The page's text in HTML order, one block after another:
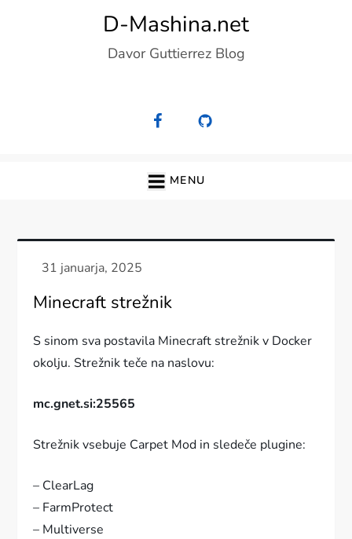
D-Mashina.net
Davor Guttierrez Blog
MENU
Minecraft strežnik
S sinom sva postavila Minecraft strežnik v Docker
okolju. Strežnik teče na naslovu:
mc.gnet.si:25565
Strežnik vsebuje Carpet Mod in sledeče plugine:
– ClearLag
– FarmProtect
– Multiverse